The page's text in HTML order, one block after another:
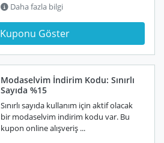
Daha fazla bilgi
Kuponu Göster
Modaselvim İndirim Kodu: Sınırlı
Sayıda %15
Sınırlı sayıda kullanım için aktif olacak
bir modaselvim indirim kodu var. Bu
kupon online alışveriş ...